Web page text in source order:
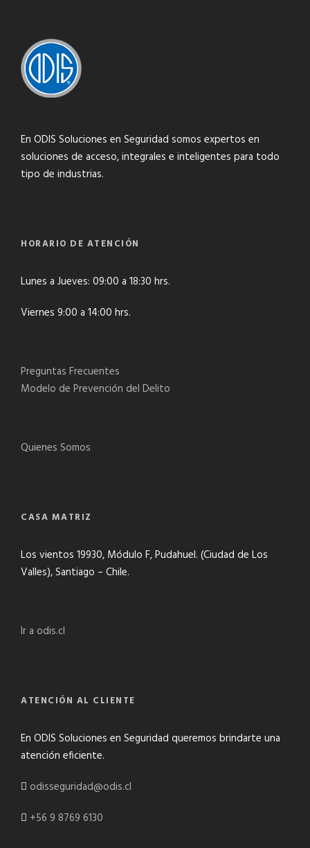
En ODIS Soluciones en Seguridad somos expertos en
soluciones de acceso, integrales e inteligentes para todo
tipo de industrias.
HORARIO DE ATENCIÓN
Lunes a Jueves: 09:00 a 18:30 hrs.
Viernes 9:00 a 14:00 hrs.
Preguntas Frecuentes
Modelo de Prevención del Delito
Quienes Somos
CASA MATRIZ
Los vientos 19930, Módulo F, Pudahuel. (Ciudad de Los
Valles), Santiago – Chile.
Ir a odis.cl
ATENCIÓN AL CLIENTE
En ODIS Soluciones en Seguridad queremos brindarte una
atención eficiente.
odisseguridad@odis.cl
+56 9 8769 6130